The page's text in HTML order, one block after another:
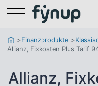
Menu
Finanzprodukte
Allianz, Fixkosten Plus Tarif
Allianz,